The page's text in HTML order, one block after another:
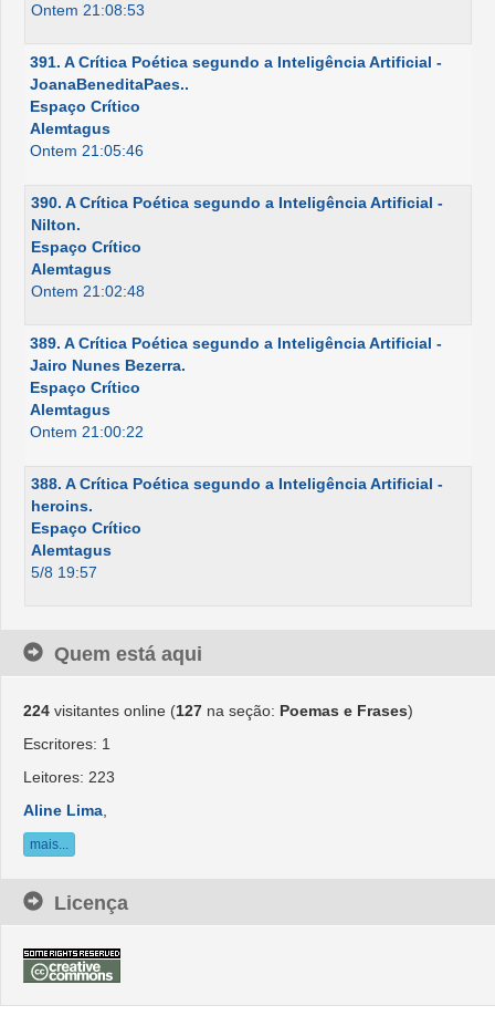
Ontem 21:08:53
391. A Crítica Poética segundo a Inteligência Artificial -
JoanaBeneditaPaes..
Espaço Crítico
Alemtagus
Ontem 21:05:46
390. A Crítica Poética segundo a Inteligência Artificial -
Nilton.
Espaço Crítico
Alemtagus
Ontem 21:02:48
389. A Crítica Poética segundo a Inteligência Artificial -
Jairo Nunes Bezerra.
Espaço Crítico
Alemtagus
Ontem 21:00:22
388. A Crítica Poética segundo a Inteligência Artificial -
heroins.
Espaço Crítico
Alemtagus
5/8 19:57
Quem está aqui
224 visitantes online (127 na seção: Poemas e Frases)
Escritores: 1
Leitores: 223
Aline Lima
mais...
Licença